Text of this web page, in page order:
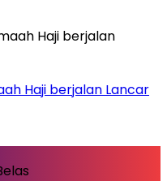
Haji berjalan Lancar